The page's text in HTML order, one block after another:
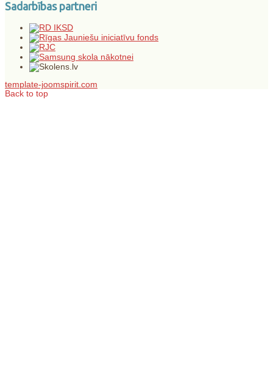
Sadarbības partneri
template-joomspirit.com
Back to top